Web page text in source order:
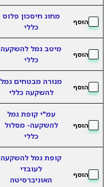
הוסף
מחוג חיסכון פלוס
כללי
הוסף
מיטב גמל להשקעה
כללי
הוסף
מנורה מבטחים גמל
להשקעה כללי
הוסף
עמ"י קופת גמל
להשקעה- מסלול
כללי
הוסף
קופת גמל להשקעה
לעובדי
האוניברסיטה